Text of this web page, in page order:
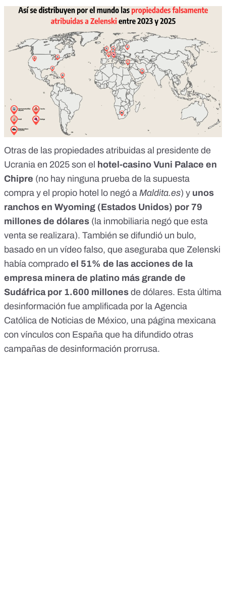
Otras de las propiedades atribuidas al presidente de
Ucrania en 2025 son el hotel-casino Vuni Palace en
Chipre (no hay ninguna prueba de la supuesta
compra y el propio hotel lo negó a Maldita.es) y unos
ranchos en Wyoming (Estados Unidos) por 79
millones de dólares (la inmobiliaria negó que esta
venta se realizara). También se difundió un bulo,
basado en un vídeo falso, que aseguraba que Zelenski
había comprado el 51% de las acciones de la
empresa minera de platino más grande de
Sudáfrica por 1.600 millones de dólares. Esta última
desinformación fue amplificada por la Agencia
Católica de Noticias de México, una página mexicana
con vínculos con España que ha difundido otras
campañas de desinformación prorrusa.